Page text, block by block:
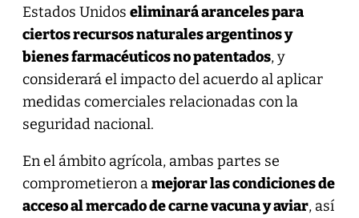
Estados Unidos eliminará aranceles para
ciertos recursos naturales argentinos y
bienes farmacéuticos no patentados, y
considerará el impacto del acuerdo al aplicar
medidas comerciales relacionadas con la
seguridad nacional.
En el ámbito agrícola, ambas partes se
comprometieron amejorar las condiciones de
acceso al mercado de carne vacuna y aviar, así